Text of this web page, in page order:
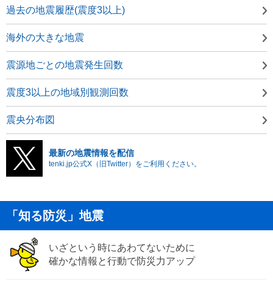
過去の地震履歴(震度3以上)
海外の大きな地震
震源地ごとの地震発生回数
震度3以上の地域別観測回数
震央分布図
最新の地震情報を配信
tenki.jp公式X（旧Twitter）をご利用ください。
「知る防災」地震
いざという時にあわてないために
確かな情報と行動で防災力アップ